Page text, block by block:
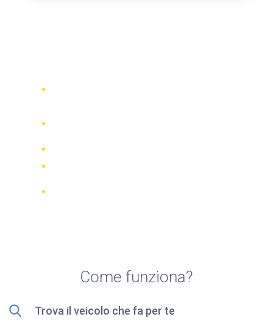
Come funziona?
Trova il veicolo che fa per te